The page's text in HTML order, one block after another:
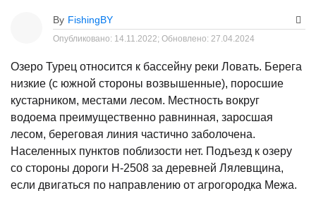
By FishingBY
Опубликовано: 14.11.2022; Обновлено: 27.04.2024
Озеро Турец относится к бассейну реки Ловать. Берега
низкие (с южной стороны возвышенные), поросшие
кустарником, местами лесом. Местность вокруг
водоема преимущественно равнинная, заросшая
лесом, береговая линия частично заболочена.
Населенных пунктов поблизости нет. Подъезд к озеру
со стороны дороги Н-2508 за деревней Лялевщина,
если двигаться по направлению от агрогородка Межа.